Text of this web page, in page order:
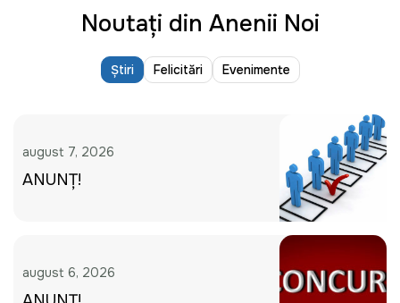
Noutați din Anenii Noi
Știri Felicitări Evenimente
august 7, 2026
ANUNȚ!
august 6, 2026